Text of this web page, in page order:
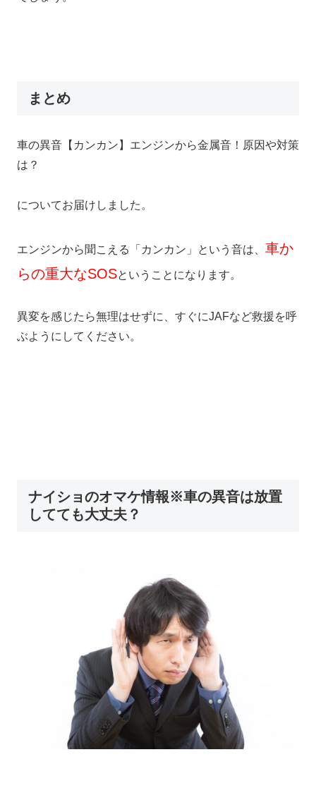
まとめ
車の異音【カンカン】エンジンから金属音！原因や対策
は？
についてお届けしました。
エンジンから聞こえる「カンカン」という音は、 車か
らの重大なSOSということになります。
異変を感じたら無理はせずに、すぐにJAFなど救援を呼
ぶようにしてください。
ナイショのオマケ情報※車の異音は放置
してても大丈夫？